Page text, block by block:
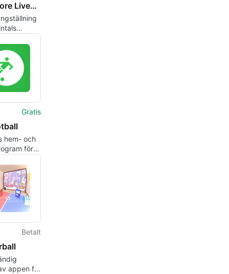
SofaScore LiveScore - Live Scores and Results
Gratis
hem- och
för
Betalt
appen för